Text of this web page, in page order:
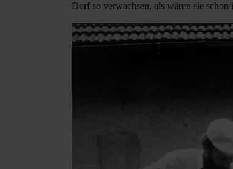
Dorf so verwachsen, als wären sie